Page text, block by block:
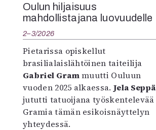
Oulun hiljaisuus
mahdollistajana luovuudelle
2–3/2026
Pietarissa opiskellut
brasilialaislähtöinen taiteilija
Gabriel Grammuutti Ouluun
vuoden 2025 alkaessa.Jela Seppä
jututti tatuoijana työskentelevää
Gramia tämän esikoisnäyttelyn
yhteydessä.